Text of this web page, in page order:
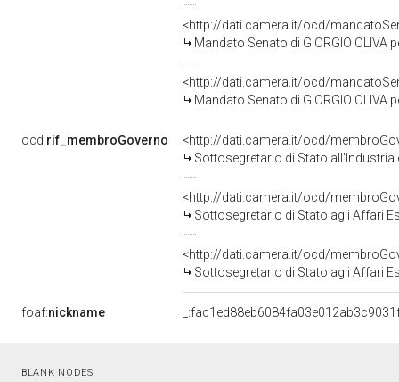
<http://dati.camera.it/ocd/
Mandato Senato di GIORGIO OLIVA
<http://dati.camera.it/ocd/
Mandato Senato di GIORGIO OLIVA
ocd:rif_membroGoverno
<http://dati.camera.it/ocd/
Sottosegretario di Stato
<http://dati.camera.it/ocd/
Sottosegretario di Stato agli Affari
<http://dati.camera.it/ocd/
Sottosegretario di Stato agli Affari
foaf:nickname
BLANK NODES